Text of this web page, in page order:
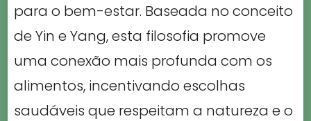
para o bem-estar. Baseada no conceito
de Yin e Yang, esta filosofia promove
uma conexão mais profunda com os
alimentos, incentivando escolhas
saudáveis que respeitam a natureza e o